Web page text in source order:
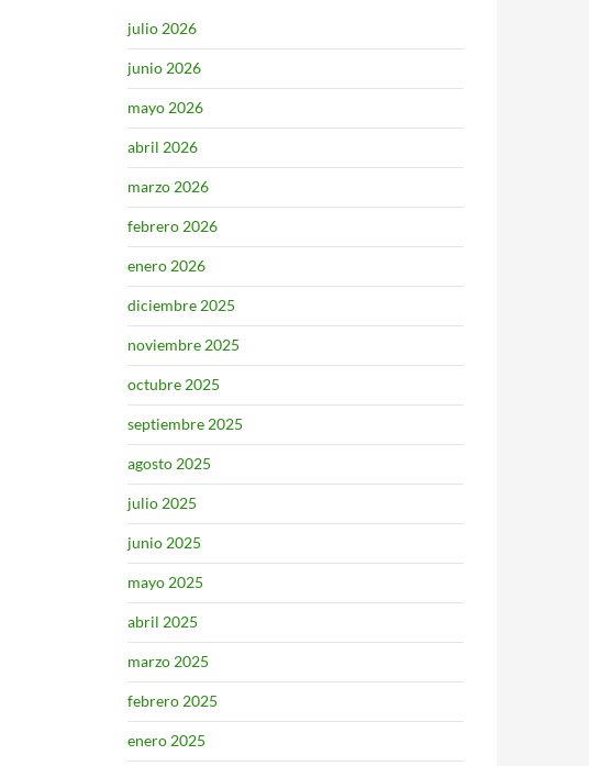
julio 2026
junio 2026
mayo 2026
abril 2026
marzo 2026
febrero 2026
enero 2026
diciembre 2025
noviembre 2025
octubre 2025
septiembre 2025
agosto 2025
julio 2025
junio 2025
mayo 2025
abril 2025
marzo 2025
febrero 2025
enero 2025